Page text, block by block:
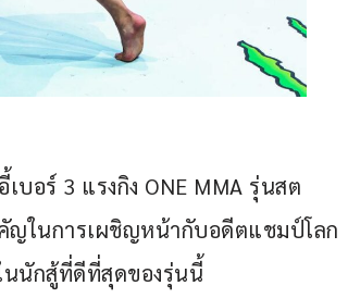
บอร์ 3 แรงกิง ONE MMA รุ่นสต
ญในการเผชิญหน้ากับอดีตแชมป์โลก
นนักสู้ที่ดีที่สุดของรุ่นนี้